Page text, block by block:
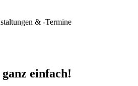
& -Termine
einfach!